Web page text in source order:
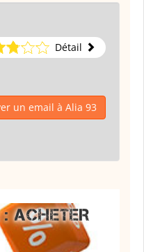
Détail
un email à Alia 93
ACHETER